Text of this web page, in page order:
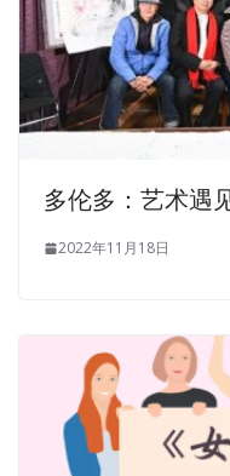
多伦多：艺术遇
2022年11月18日